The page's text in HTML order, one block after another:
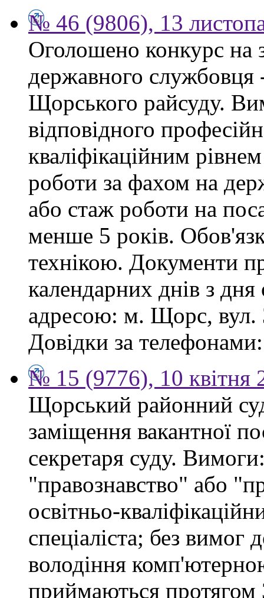
№ 46 (9806), 13
Оголошено конкурс на
державного службовця
Щорського райсуду.
відповідного
кваліфікаційним
роботи за фахом на
або стаж роботи на
менше 5 років.
технікою. Документи
календарних днів з
адресою: м. Щорс, вул.
Довідки за
№ 15 (9776), 10 квітня
Щорський районний
заміщення вакантної
секретаря суду.
"правознавство" або
освітньо-
спеціаліста; без
володіння
приймаються протягом